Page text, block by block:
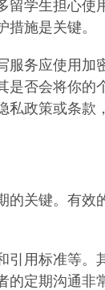
学生担心
施是关键。
务应使用加
否会将你
政策或条款
关键。有
用标准等
定期沟通